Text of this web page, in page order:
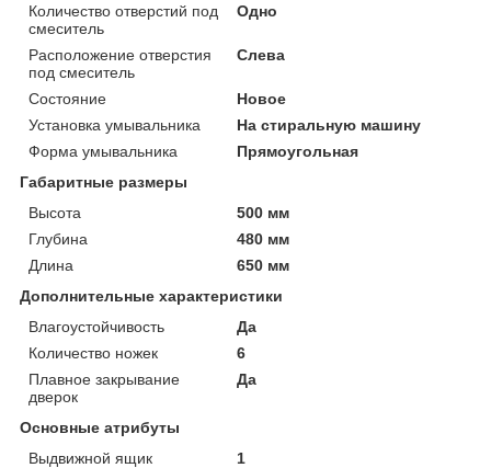
Количество отверстий под
смеситель
Одно
Расположение отверстия
под смеситель
Слева
Состояние
Новое
Установка умывальника
На стиральную машину
Форма умывальника
Прямоугольная
Габаритные размеры
Высота
500 мм
Глубина
480 мм
Длина
650 мм
Дополнительные характеристики
Влагоустойчивость
Да
Количество ножек
6
Плавное закрывание
дверок
Да
Основные атрибуты
Выдвижной ящик
1